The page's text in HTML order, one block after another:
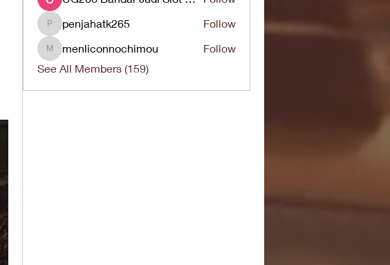
penjahatk265
penjahatk265 Follow
menliconnochimou
menliconnochimou
Follow
See All Members (159)